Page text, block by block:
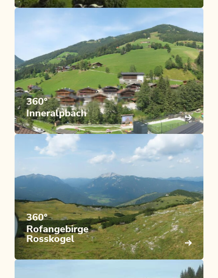
360°
Inneralpbach
360°
Rofangebirge
Rosskogel